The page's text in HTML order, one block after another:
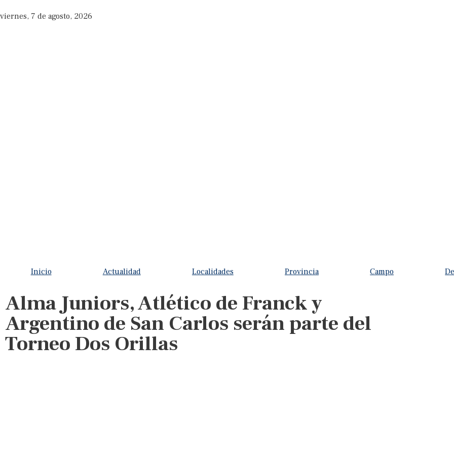
viernes, 7 de agosto, 2026
Inicio Actualidad Localidades Provincia Campo
Alma Juniors, Atlético de Franck y
Argentino de San Carlos serán parte del
Torneo Dos Orillas